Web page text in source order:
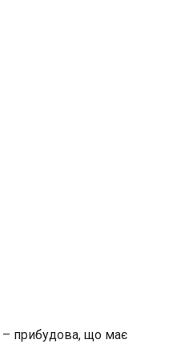
– прибудова, що має